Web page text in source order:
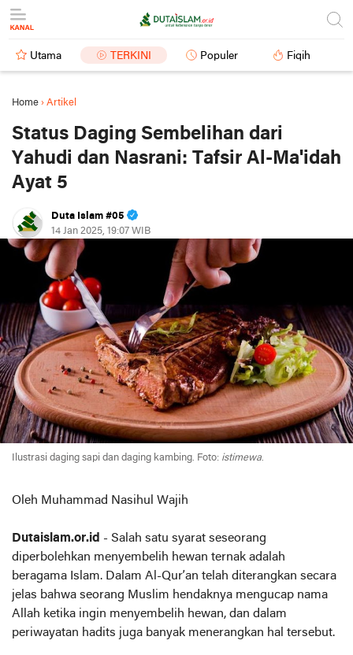
Utama TERKINI Populer Fiqih
Home › Artikel
Status Daging Sembelihan dari
Yahudi dan Nasrani: Tafsir Al-Ma'idah
Ayat 5
Duta Islam #05
14 Jan 2025, 19:07 WIB
Ilustrasi daging sapi dan daging kambing. Foto: istimewa.
Oleh Muhammad Nasihul Wajih
Dutaislam.or.id - Salah satu syarat seseorang
diperbolehkan menyembelih hewan ternak adalah
beragama Islam. Dalam Al-Qur’an telah diterangkan secara
jelas bahwa seorang Muslim hendaknya mengucap nama
Allah ketika ingin menyembelih hewan, dan dalam
periwayatan hadits juga banyak menerangkan hal tersebut.